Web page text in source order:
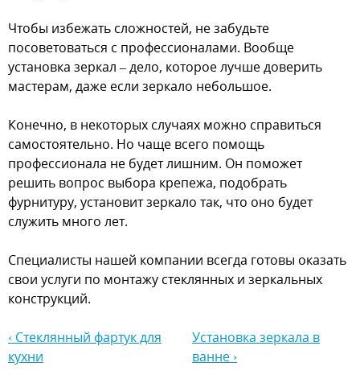
Чтобы избежать сложностей, не забудьте
посоветоваться с профессионалами. Вообще
установка зеркал – дело, которое лучше доверить
мастерам, даже если зеркало небольшое.
Конечно, в некоторых случаях можно справиться
самостоятельно. Но чаще всего помощь
профессионала не будет лишним. Он поможет
решить вопрос выбора крепежа, подобрать
фурнитуру, установит зеркало так, что оно будет
служить много лет.
Специалисты нашей компании всегда готовы оказать
свои услуги по монтажу стеклянных и зеркальных
конструкций.
‹ Стеклянный фартук для
кухни
Установка зеркала в
ванне ›